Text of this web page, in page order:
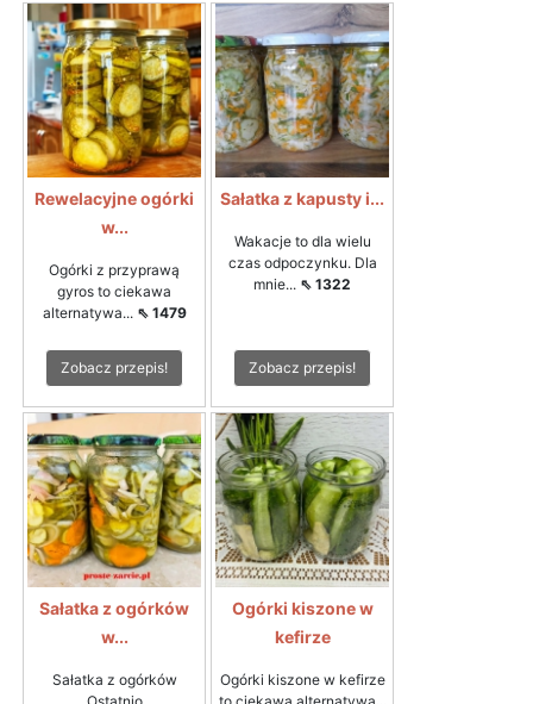
Rewelacyjne ogórki
w...
Ogórki z przyprawą
gyros to ciekawa
alternatywa... ⇖ 1479
Zobacz przepis!
Sałatka z kapusty i...
Wakacje to dla wielu
czas odpoczynku. Dla
mnie... ⇖ 1322
Zobacz przepis!
Sałatka z ogórków
w...
Sałatka z ogórków
Ostatnio
Ogórki kiszone w
kefirze
Ogórki kiszone w kefirze
to ciekawa alternatywa...